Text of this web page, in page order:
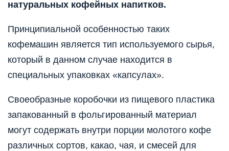
натуральных кофейных напитков.
Принципиальной особенностью таких
кофемашин является тип используемого сырья,
который в данном случае находится в
специальных упаковках «капсулах».
Своеобразные коробочки из пищевого пластика
запакованный в фольгированный материал
могут содержать внутри порции молотого кофе
различных сортов, какао, чая, и смесей для